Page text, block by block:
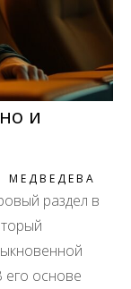
и
МЕДВЕДЕВА
раздел в
основе